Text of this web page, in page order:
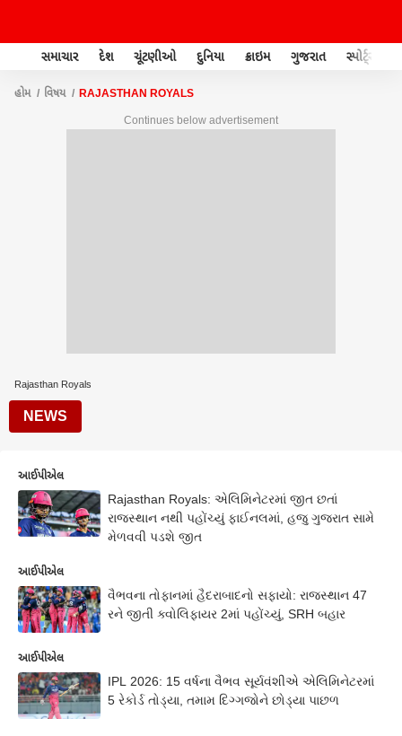
સમાચાર દેશ ચૂંટણીઓ દુનિયા ક્રાઇમ ગુજરાત સ્પોર્ટ્સ
હોમ વિષય RAJASTHAN ROYALS
Continues below advertisement
Rajasthan Royals
NEWS
આઈપીએલ
Rajasthan Royals: એલિમિનેટરમાં જીત છતાં
રાજસ્થાન નથી પહોંચ્યું ફાઈનલમાં, હજુ ગુજરાત સામે
મેળવવી પડશે જીત
આઈપીએલ
વૈભવના તોફાનમાં હૈદરાબાદનો સફાયો: રાજસ્થાન 47
રને જીતી ક્વોલિફાયર 2માં પહોંચ્યું, SRH બહાર
આઈપીએલ
IPL 2026: 15 વર્ષના વૈભવ સૂર્યવંશીએ એલિમિનેટરમાં
5 રેકોર્ડ તોડ્યા, તમામ દિગ્ગજોને છોડ્યા પાછળ